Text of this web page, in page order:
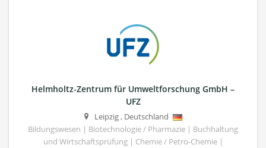
Helmholtz-Zentrum für Umweltforschung GmbH –
UFZ
Leipzig, Deutschland
Bildungswesen | Biotechnologie / Pharmazie | Buchhaltung
und Wirtschaftsprüfung | Chemie / Petro-Chemie |